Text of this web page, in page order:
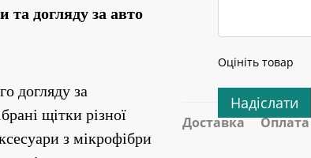
та догляду за авто
догляду за
щітки різної
з мікрофібри
Оцініть товар
Надіслати
Доставка Оплата